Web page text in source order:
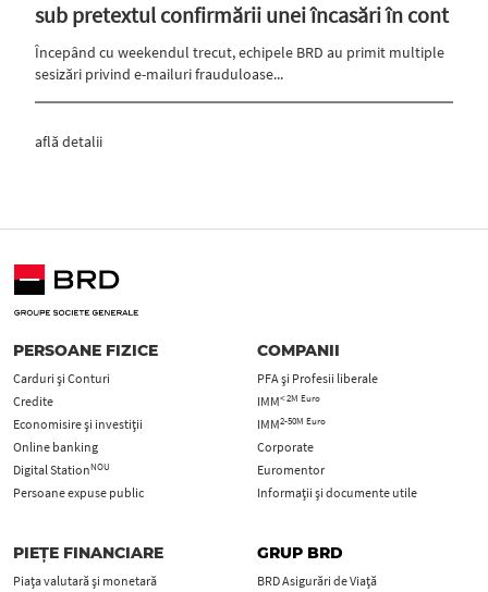
sub pretextul confirmării unei încasări în cont
Începând cu weekendul trecut, echipele BRD au primit multiple
sesizări privind e-mailuri frauduloase...
află detalii
PERSOANE FIZICE
Carduri şi Conturi
Credite
Economisire și investiții
Online banking
Digital StationNOU
Persoane expuse public
COMPANII
PFA şi Profesii liberale
IMM< 2M Euro
IMM2-50M Euro
Corporate
Euromentor
Informații și documente utile
PIEȚE FINANCIARE
Piața valutară și monetară
GRUP BRD
BRD Asigurări de Viață